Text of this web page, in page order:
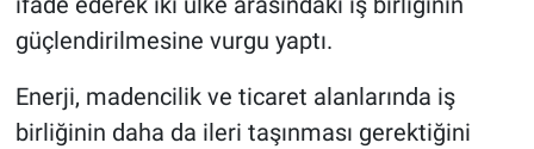
güçlendirilmesine vurgu yaptı.
Enerji, madencilik ve ticaret alanlarında iş
birliğinin daha da ileri taşınması gerektiğini